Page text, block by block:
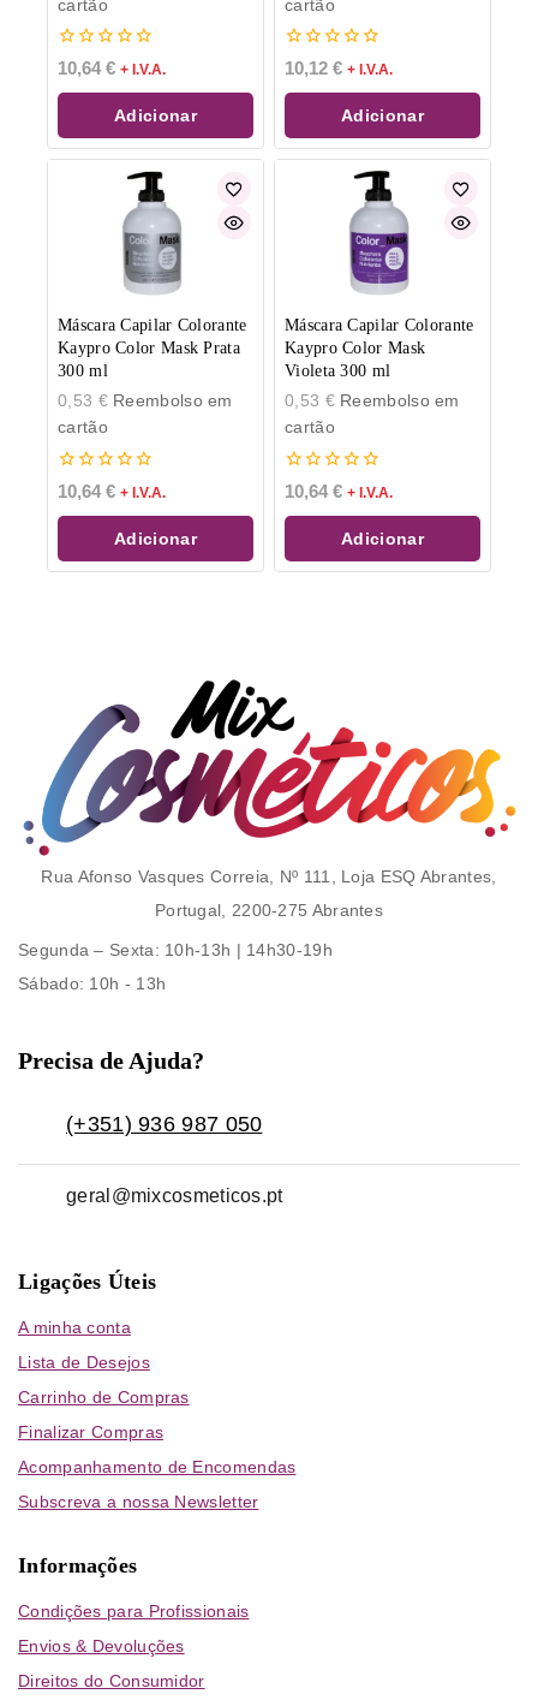
cartão
0
de
5
10,64€ + I.V.A.
Adicionar
cartão
0
de
5
10,12 € + I.V.A.
Adicionar
Máscara Capilar Colorante
Kaypro Color Mask Prata
300 ml
0,53 €Reembolso em
cartão
0
de
5
10,64€ + I.V.A.
Adicionar
Máscara Capilar Colorante
Kaypro Color Mask
Violeta 300 ml
0,53 €Reembolso em
cartão
0
de
5
10,64€ + I.V.A.
Adicionar
Rua Afonso Vasques Correia, Nº 111, Loja ESQ Abrantes,
Portugal, 2200-275 Abrantes
Segunda – Sexta: 10h-13h | 14h30-19h
Sábado: 10h - 13h
Precisa de Ajuda?
(+351) 936 987 050
geral@mixcosmeticos.pt
Ligações Úteis
A minha conta
Lista de Desejos
Carrinho de Compras
Finalizar Compras
Acompanhamento de Encomendas
Subscreva a nossa Newsletter
Informações
Condições para Profissionais
Envios & Devoluções
Direitos do Consumidor